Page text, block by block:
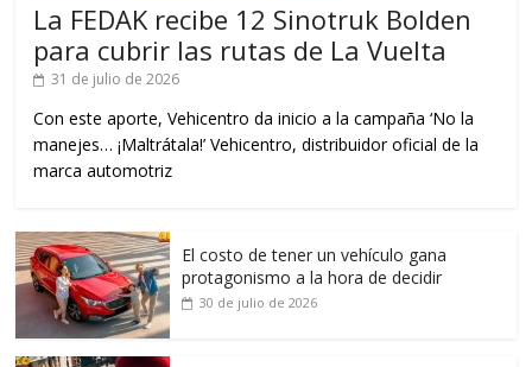
La FEDAK recibe 12 Sinotruk Bolden
para cubrir las rutas de La Vuelta
31 de julio de 2026
Con este aporte, Vehicentro da inicio a la campaña ‘No la
manejes… ¡Maltrátala!’ Vehicentro, distribuidor oficial de la
marca automotriz
El costo de tener un vehículo gana
protagonismo a la hora de decidir
30 de julio de 2026